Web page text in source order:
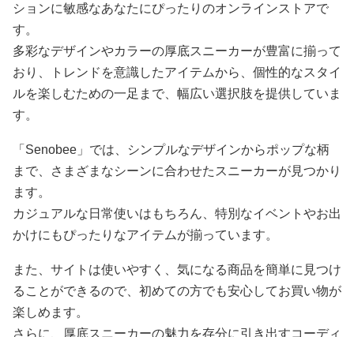
ションに敏感なあなたにぴったりのオンラインストアで
す。
多彩なデザインやカラーの厚底スニーカーが豊富に揃って
おり、トレンドを意識したアイテムから、個性的なスタイ
ルを楽しむための一足まで、幅広い選択肢を提供していま
す。
「Senobee」では、シンプルなデザインからポップな柄
まで、さまざまなシーンに合わせたスニーカーが見つかり
ます。
カジュアルな日常使いはもちろん、特別なイベントやお出
かけにもぴったりなアイテムが揃っています。
また、サイトは使いやすく、気になる商品を簡単に見つけ
ることができるので、初めての方でも安心してお買い物が
楽しめます。
さらに、厚底スニーカーの魅力を存分に引き出すコーディ